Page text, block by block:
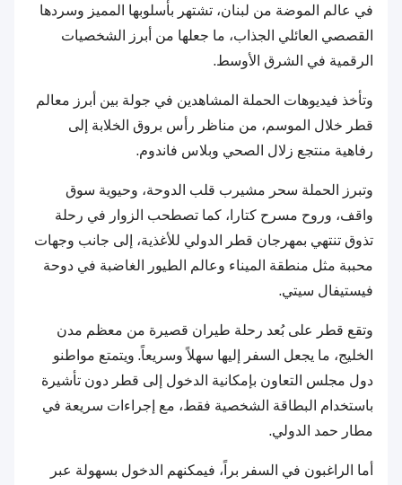
في عالم الموضة من لبنان، تشتهر بأسلوبها المميز وسردها
القصصي العائلي الجذاب، ما جعلها من أبرز الشخصيات
الرقمية في الشرق الأوسط.
وتأخذ فيديوهات الحملة المشاهدين في جولة بين أبرز معالم
قطر خلال الموسم، من مناظر رأس بروق الخلابة إلى
رفاهية منتجع زلال الصحي وبلاس فاندوم.
وتبرز الحملة سحر مشيرب قلب الدوحة، وحيوية سوق
واقف، وروح مسرح كتارا، كما تصطحب الزوار في رحلة
تذوق تنتهي بمهرجان قطر الدولي للأغذية، إلى جانب وجهات
محببة مثل منطقة الميناء وعالم الطيور الغاضبة في دوحة
فيستيفال سيتي.
وتقع قطر على بُعد رحلة طيران قصيرة من معظم مدن
الخليج، ما يجعل السفر إليها سهلاً وسريعاً. ويتمتع مواطنو
دول مجلس التعاون بإمكانية الدخول إلى قطر دون تأشيرة
باستخدام البطاقة الشخصية فقط، مع إجراءات سريعة في
مطار حمد الدولي.
أما الراغبون في السفر براً، فيمكنهم الدخول بسهولة عبر